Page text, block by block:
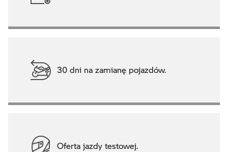
30 dni na zamianę pojazdów.
Oferta jazdy testowej.